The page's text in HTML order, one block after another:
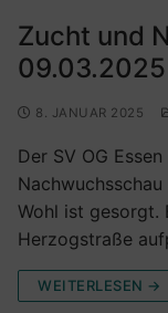
Zucht und
09.03.2025
8. JANUAR 2025
Der SV OG
Wohl ist gesorgt.
Herzogstraße
WEITERLESEN →